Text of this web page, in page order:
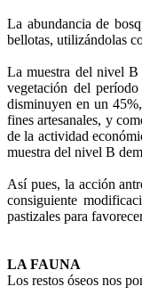
La abundancia de
bellotas, utilizándolas
La muestra del nivel B
vegetación del
disminuyen en un
fines artesanales, y
de la actividad
muestra del nivel B
Así pues, la acción
consiguiente
pastizales para
LA FAUNA
Los restos óseos nos